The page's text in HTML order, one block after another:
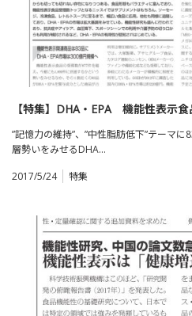
【特集】DHA・EPA 機能性表示
”記憶力の維持”、”中性脂肪低下”テーマ
層勢いをみせるDHA…
2017/5/24
特集